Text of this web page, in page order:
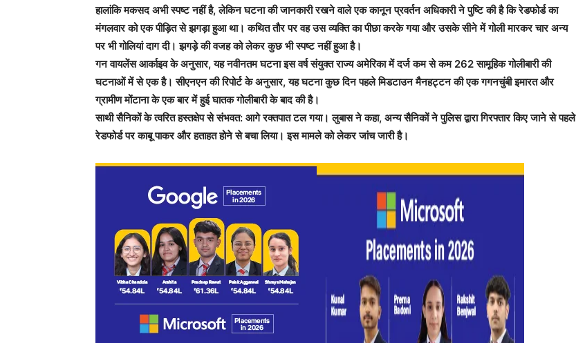
हालांकि मकसद अभी स्पष्ट नहीं है, लेकिन घटना की जानकारी रखने वाले एक कानून प्रवर्तन अधिकारी ने पुष्टि की है कि रेडफोर्ड का
मंगलवार को एक पीड़ित से झगड़ा हुआ था। कथित तौर पर वह उस व्यक्ति का पीछा करके गया और उसके सीने में गोली मारकर चार अन्य
पर भी गोलियां दाग दी। झगड़े की वजह को लेकर कुछ भी स्पष्ट नहीं हुआ है।
गन वायलेंस आर्काइव के अनुसार, यह नवीनतम घटना इस वर्ष संयुक्त राज्य अमेरिका में दर्ज कम से कम 262 सामूहिक गोलीबारी की
घटनाओं में से एक है। सीएनएन की रिपोर्ट के अनुसार, यह घटना कुछ दिन पहले मिडटाउन मैनहट्टन की एक गगनचुंबी इमारत और
ग्रामीण मोंटाना के एक बार में हुई घातक गोलीबारी के बाद की है।
साथी सैनिकों के त्वरित हस्तक्षेप से संभवत: आगे रक्तपात टल गया। लुबास ने कहा, अन्य सैनिकों ने पुलिस द्वारा गिरफ्तार किए जाने से पहले
रेडफोर्ड पर काबू पाकर और हताहत होने से बचा लिया। इस मामले को लेकर जांच जारी है।